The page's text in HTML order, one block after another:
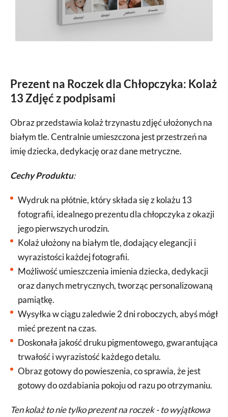
Prezent na Roczek dla Chłopczyka: Kolaż
13 Zdjęć z podpisami
Obraz przedstawia kolaż trzynastu zdjęć ułożonych na
białym tle. Centralnie umieszczona jest przestrzeń na
imię dziecka, dedykację oraz dane metryczne.
Cechy Produktu:
Wydruk na płótnie, który składa się z kolażu 13
fotografii, idealnego prezentu dla chłopczyka z okazji
jego pierwszych urodzin.
Kolaż ułożony na białym tle, dodający elegancji i
wyrazistości każdej fotografii.
Możliwość umieszczenia imienia dziecka, dedykacji
oraz danych metrycznych, tworząc personalizowaną
pamiątkę.
Wysyłka w ciągu zaledwie 2 dni roboczych, abyś mógł
mieć prezent na czas.
Doskonała jakość druku pigmentowego, gwarantująca
trwałość i wyrazistość każdego detalu.
Obraz gotowy do powieszenia, co sprawia, że jest
gotowy do ozdabiania pokoju od razu po otrzymaniu.
Ten kolaż to nie tylko prezent na roczek - to wyjątkowa